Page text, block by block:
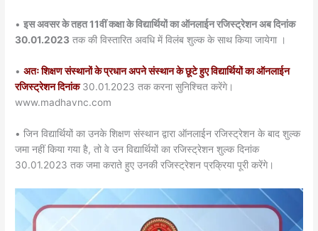
•इस अवसर के तहत 11वीं कक्षा के विद्यार्थियों का ऑनलाईन रजिस्ट्रेशन अब दिनांक
30.01.2023 तक की विस्तारित अवधि में विलंब शुल्क के साथ किया जायेगा ।
•अतः शिक्षण संस्थानों के प्रधान अपने संस्थान के छूटे हुए विद्यार्थियों का ऑनलाईन
रजिस्ट्रेशन दिनांक 30.01.2023 तक करना सुनिश्चित करेंगे।
www.madhavnc.com
• जिन विद्यार्थियों का उनके शिक्षण संस्थान द्वारा ऑनलाईन रजिस्ट्रेशन के बाद शुल्क
जमा नहीं किया गया है, तो वे उन विद्यार्थियों का रजिस्ट्रेशन शुल्क दिनांक
30.01.2023 तक जमा कराते हुए उनकी रजिस्ट्रेशन प्रक्रिया पूरी करेंगे।